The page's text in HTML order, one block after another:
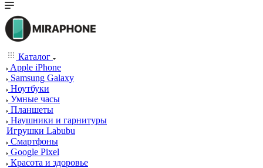
Каталог
Apple iPhone
Samsung Galaxy
Ноутбуки
Умные часы
Планшеты
Наушники и гарнитуры
Игрушки Labubu
Смартфоны
Google Pixel
Красота и здоровье